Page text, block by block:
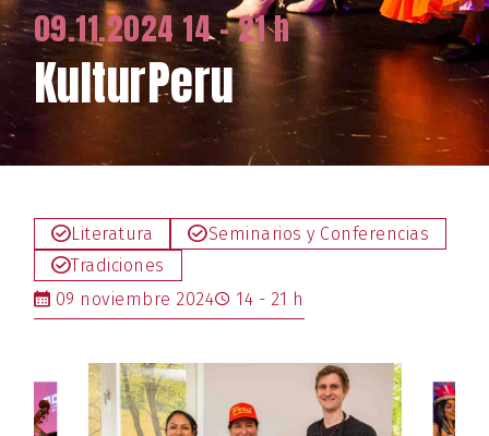
09.11.2024 14 - 21 h
KulturPeru
Literatura
Seminarios y Conferencias
Tradiciones
09 noviembre 2024
14 - 21 h